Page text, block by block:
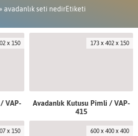
» avadanlık seti nedirEtiketi
x 150
VAP-
173 x 402 x 150
Avadanlık Kutusu Pimli / VAP-
415
x 150 600 x 400 x 400